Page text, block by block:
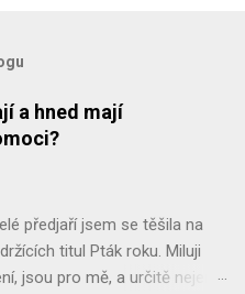
a hned mají
předjaří jsem se těšila na
titul Pták roku. Miluji
jsou pro mě, a určitě nejen